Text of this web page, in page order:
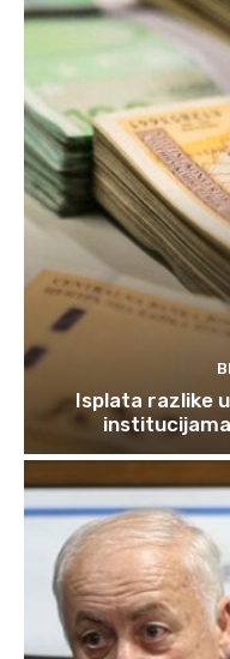
Isplata razlike